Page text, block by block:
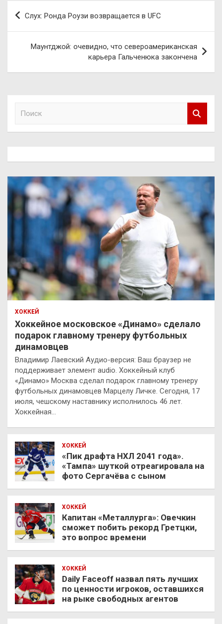
Навигация
Слух: Ронда Роузи возвращается в UFC
Маунтджой: очевидно, что североамериканская
карьера Гальченюка закончена
ХОККЕЙ
Хоккейное московское «Динамо» сделало
подарок главному тренеру футбольных
динамовцев
Владимир Лаевский Аудио-версия: Ваш браузер не
поддерживает элемент audio. Хоккейный клуб
«Динамо» Москва сделал подарок главному тренеру
футбольных динамовцев Марцелу Личке. Сегодня, 17
июля, чешскому наставнику исполнилось 46 лет.
Хоккейная…
ХОККЕЙ
«Пик драфта НХЛ 2041 года».
«Тампа» шуткой отреагировала на
фото Сергачёва с сыном
ХОККЕЙ
Капитан «Металлурга»: Овечкин
сможет побить рекорд Гретцки,
это вопрос времени
ХОККЕЙ
Daily Faceoff назвал пять лучших
по ценности игроков, оставшихся
на рыке свободных агентов